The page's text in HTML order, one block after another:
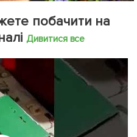
побачити на
Дивитися все